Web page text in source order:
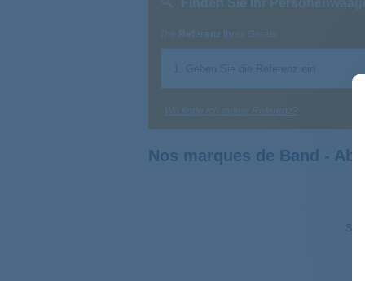
Finden Sie Ihr
Die Referenz Ihres Geräts
Wo finde ich meine Referenz?
Nos marques de Band -